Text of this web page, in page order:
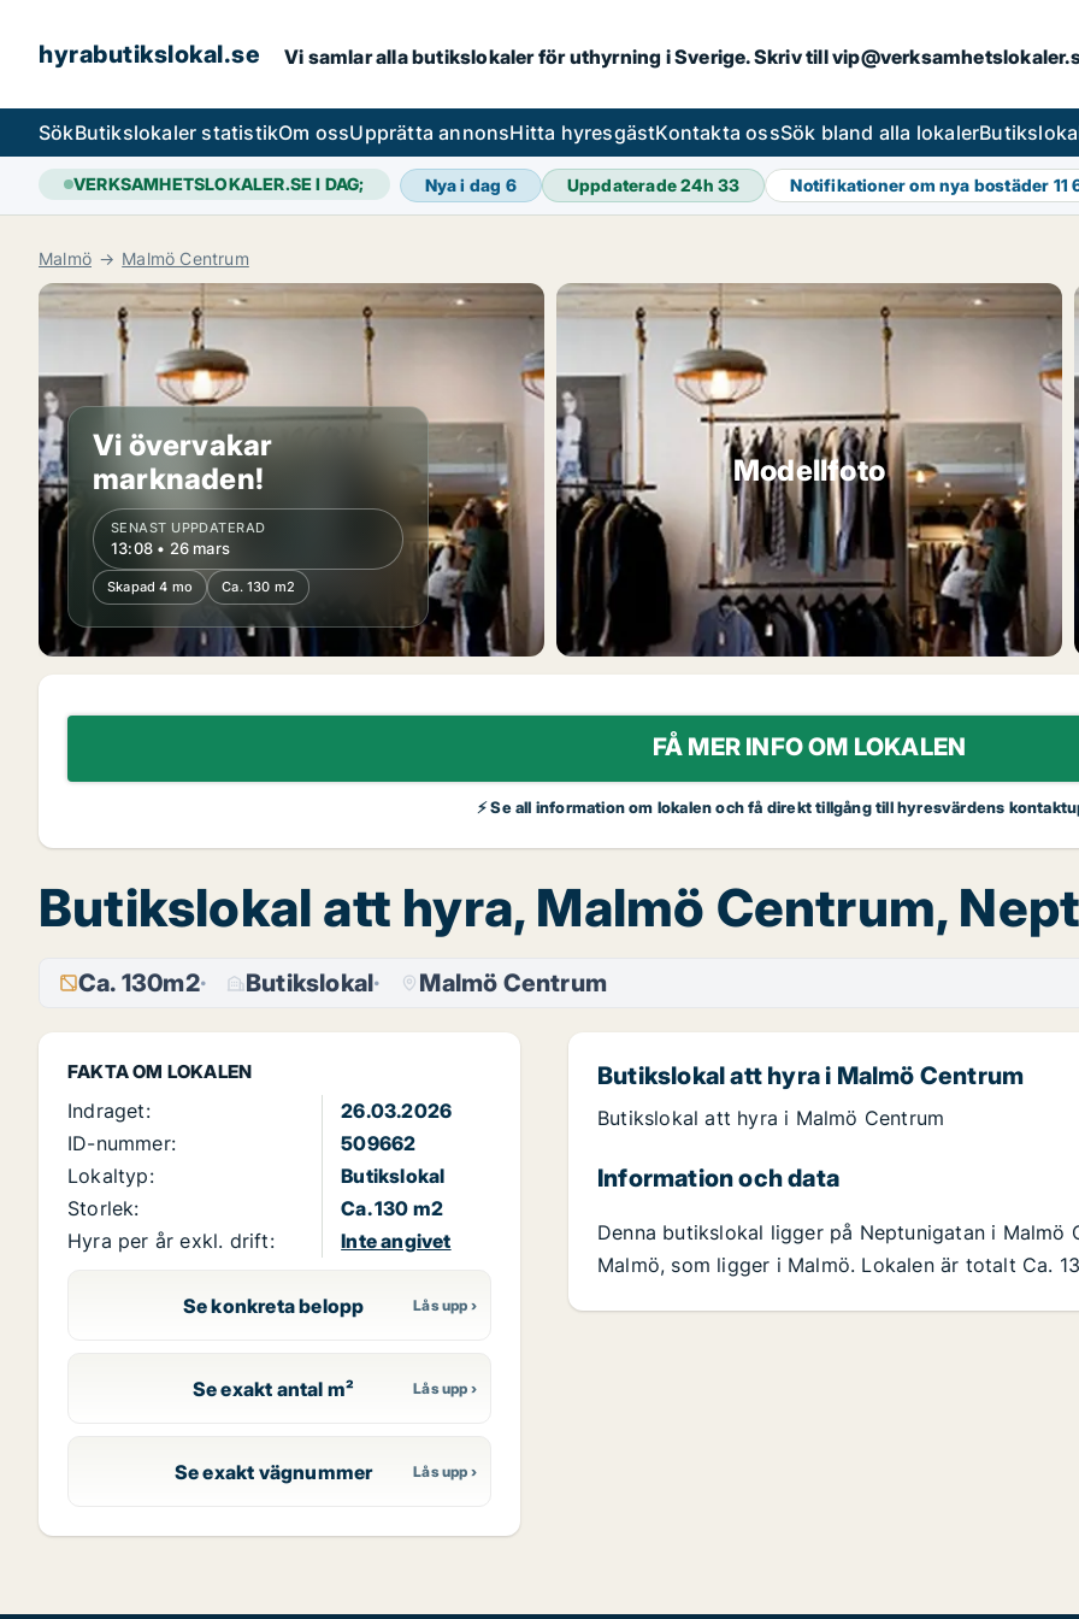
hyrabutikslokal.se Vi samlar alla butikslokaler för uthyrning i Sverige. Skriv till
SökButikslokaler statistikOm ossUpprätta annonsHitta hyresgästKontakta ossSök bland alla lokaler
VERKSAMHETSLOKALER.SE I DAG; Nya i dag 6 Uppdaterade 24h33 Notifikationer om nya bostäder 11
Malmö Malmö Centrum
Vi övervakar
marknaden!
SENAST UPPDATERAD
13:08 • 26 mars
Skapad 4 mo Ca. 130 m2
Modellfoto
FÅ MER INFO OM LOKALEN
⚡ Se all information om lokalen och få direkt tillgång till hyresvärdens
Butikslokal att hyra, Malmö Centrum,
Ca. 130m2 Butikslokal Malmö Centrum
FAKTA OM LOKALEN
Indraget:
26.03.2026
ID-nummer:
509662
Lokaltyp:
Butikslokal
Storlek:
Ca. 130 m2
Hyra per år exkl. drift:
Inte angivet
Se konkreta belopp
Se exakt antal m²
Se exakt vägnummer
Butikslokal att hyra i Malmö Centrum
Butikslokal att hyra i Malmö Centrum
Information och data
Denna butikslokal ligger på Neptunigatan i Malmö
Malmö, som ligger i Malmö. Lokalen är totalt Ca.